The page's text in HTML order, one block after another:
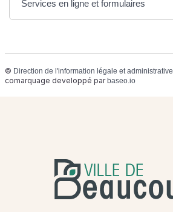
Services en ligne et formulaires
© Direction de l'information légale et administrative
comarquage developpé par baseo.io